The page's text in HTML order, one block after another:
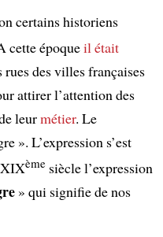
certains historiens
cette époqueil était
des villes françaises
attirer l’attention des
leurmétier. Le
». L’expression s’est
XIXèmesiècle l’expression
» qui signifie de nos